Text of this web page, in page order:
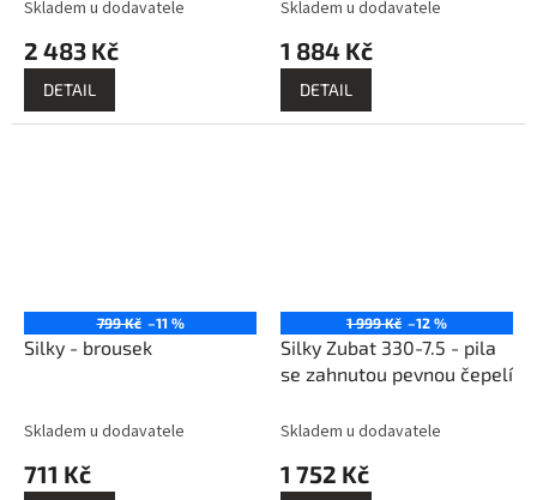
Skladem u dodavatele
2 483 Kč
DETAIL
Skladem u dodavatele
1 884 Kč
DETAIL
799 Kč –11 %
Silky - brousek
Skladem u dodavatele
711 Kč
1 999 Kč –12 %
Silky Zubat 330-7.5 - pila
se zahnutou pevnou čepelí
Skladem u dodavatele
1 752 Kč